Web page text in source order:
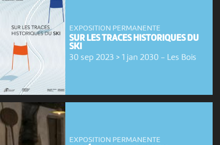
EXPOSITION PERMANENTE
SUR LES TRACES HISTORIQUES DU
SKI
30 sep 2023 > 1 jan 2030- Les Bois
EXPOSITION PERMANENTE